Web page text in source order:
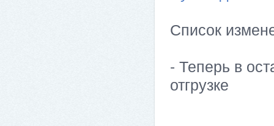
Список
- Теперь в
отгрузке